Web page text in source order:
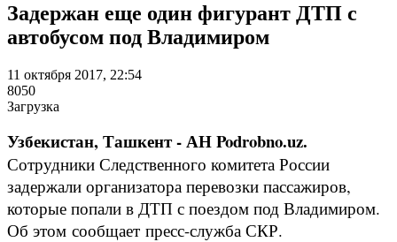
Задержан еще один фигурант ДТП с
автобусом под Владимиром
11 октября 2017, 22:54
8050
Загрузка
Узбекистан, Ташкент - АН Podrobno.uz.
Сотрудники Следственного комитета России
задержали организатора перевозки пассажиров,
которые попали в ДТП с поездом под Владимиром.
Об этом сообщает пресс-служба СКР.